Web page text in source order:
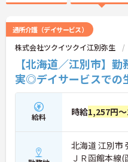
通所介護（デイサービス）
株式会社ツクイツクイ江別弥生
【北海道／江別市】
実◎デイサービスでの
給料 時給1,257円
北海道 江別市
ＪＲ函館本線